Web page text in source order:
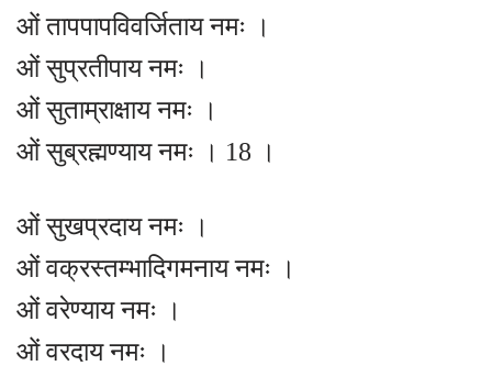
ओं तापपापविवर्जिताय नमः ।
ओं सुप्रतीपाय नमः ।
ओं सुताम्राक्षाय नमः ।
ओं सुब्रह्मण्याय नमः । 18 ।
ओं सुखप्रदाय नमः ।
ओं वक्रस्तम्भादिगमनाय नमः ।
ओं वरेण्याय नमः ।
ओं वरदाय नमः ।